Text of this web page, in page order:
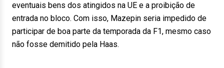
eventuais bens dos atingidos na UE e a proibição de
entrada no bloco. Com isso, Mazepin seria impedido de
participar de boa parte da temporada da F1, mesmo caso
não fosse demitido pela Haas.